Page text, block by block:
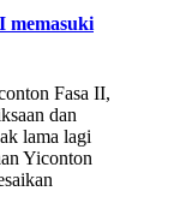
memasuki
Fasa II,
dan
lama lagi
Yiconton